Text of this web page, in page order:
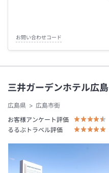
お問い合わせコード
三井ガーデンホテル広島
広島県
広島市街
お客様アンケート評価
るるぶトラベル評価